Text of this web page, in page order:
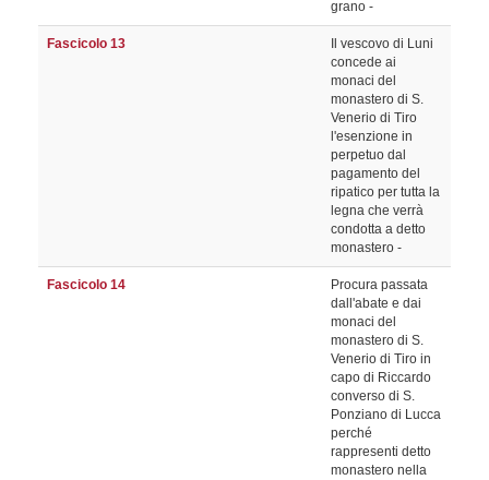
grano -
Fascicolo 13
Il vescovo di Luni
concede ai
monaci del
monastero di S.
Venerio di Tiro
l'esenzione in
perpetuo dal
pagamento del
ripatico per tutta la
legna che verrà
condotta a detto
monastero -
Fascicolo 14
Procura passata
dall'abate e dai
monaci del
monastero di S.
Venerio di Tiro in
capo di Riccardo
converso di S.
Ponziano di Lucca
perché
rappresenti detto
monastero nella